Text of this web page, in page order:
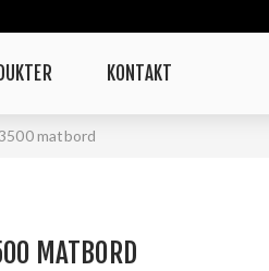
KONTAKT
matbord
MATBORD